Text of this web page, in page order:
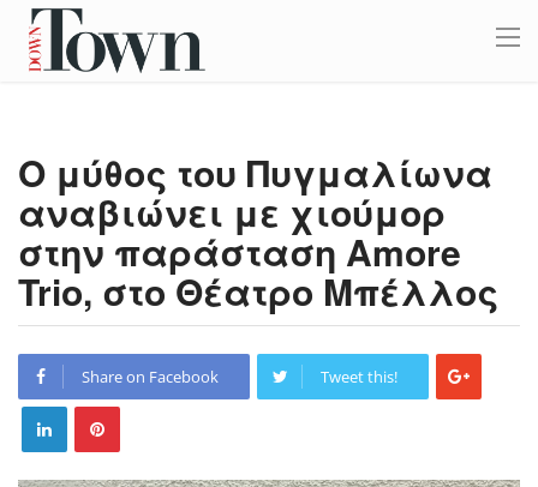
Ο μύθος του Πυγμαλίωνα
αναβιώνει με χιούμορ
στην παράσταση Amore
Trio, στο Θέατρο Μπέλλος
Share on Facebook Tweet this!